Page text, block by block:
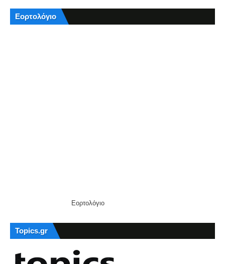
Εορτολόγιο
Εορτολόγιο
Topics.gr